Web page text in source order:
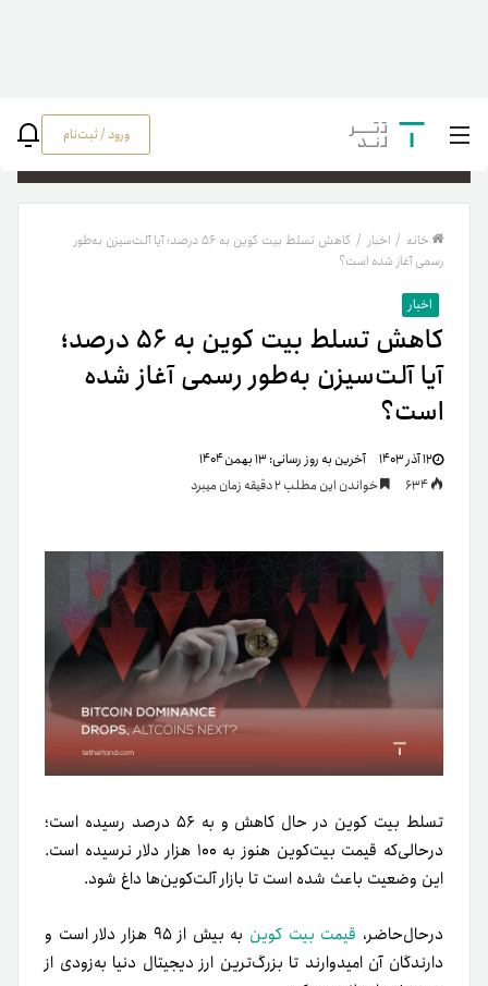
ورود / ثبت‌نام
خانه / اخبار /
کاهش تسلط بیت کوین به ۵۶ درصد؛ آیا آلت‌سیزن به‌طور
رسمی آغاز شده است؟
اخبار
کاهش تسلط بیت کوین به ۵۶ درصد؛
آیا آلت‌سیزن به‌طور رسمی آغاز شده
است؟
۱۲ آذر ۱۴۰۳ آخرین به روز رسانی:۱۳ بهمن ۱۴۰۴
خواندن این مطلب 2 دقیقه زمان میبرد
تسلط بیت کوین در حال کاهش و به ۵۶ درصد رسیده است؛
در‌حالی‌که قیمت بیت‌کوین هنوز به ۱۰۰ هزار دلار نرسیده است.
این وضعیت باعث شده است تا بازار آلت‌کوین‌ها داغ شود.
در‌حال‌حاضر، قیمت بیت کوین
به بیش از ۹۵ هزار دلار است و
دارندگان آن امیدوارند تا بزرگ‌ترین ارز دیجیتال دنیا به‌زودی از